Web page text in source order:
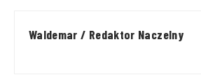
Waldemar / Redaktor Naczelny